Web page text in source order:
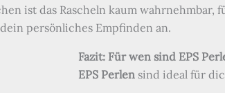
ist das Rascheln kaum
persönliches Empfinden an.
Fazit: Für wen sind EPS
EPS Perlen sind ideal für